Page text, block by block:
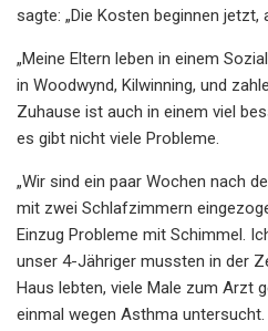
sagte: „Die Kosten beginnen jetzt,
„Meine Eltern leben in einem
in Woodwynd, Kilwinning, und
Zuhause ist auch in einem viel
es gibt nicht viele Probleme.
„Wir sind ein paar Wochen nach
mit zwei Schlafzimmern
Einzug Probleme mit Schimmel.
unser 4-Jähriger mussten in der
Haus lebten, viele Male zum Arzt
einmal wegen Asthma